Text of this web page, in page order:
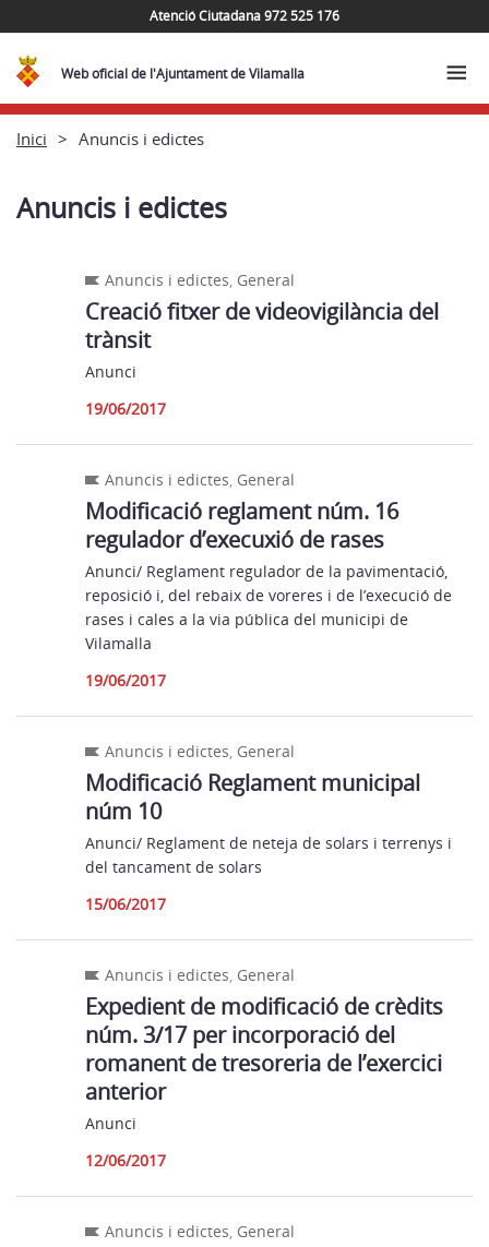
Atenció Ciutadana 972 525 176
Web oficial de l'Ajuntament de Vilamalla
Inici Anuncis i edictes
Anuncis i edictes
Anuncis i edictes, General
Creació fitxer de videovigilància del
trànsit
Anunci
19/06/2017
Anuncis i edictes, General
Modificació reglament núm. 16
regulador d’execuxió de rases
Anunci/ Reglament regulador de la pavimentació,
reposició i, del rebaix de voreres i de l’execució de
rases i cales a la via pública del municipi de
Vilamalla
19/06/2017
Anuncis i edictes, General
Modificació Reglament municipal
núm 10
Anunci/ Reglament de neteja de solars i terrenys i
del tancament de solars
15/06/2017
Anuncis i edictes, General
Expedient de modificació de crèdits
núm. 3/17 per incorporació del
romanent de tresoreria de l’exercici
anterior
Anunci
12/06/2017
Anuncis i edictes, General